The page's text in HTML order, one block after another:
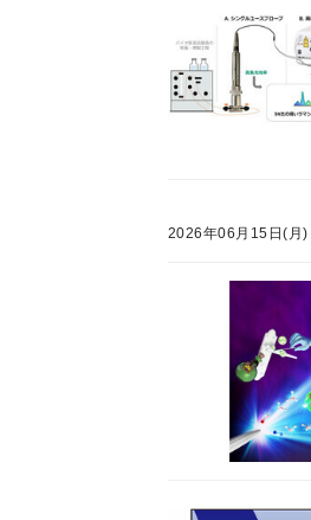
2026年06月15日(月)